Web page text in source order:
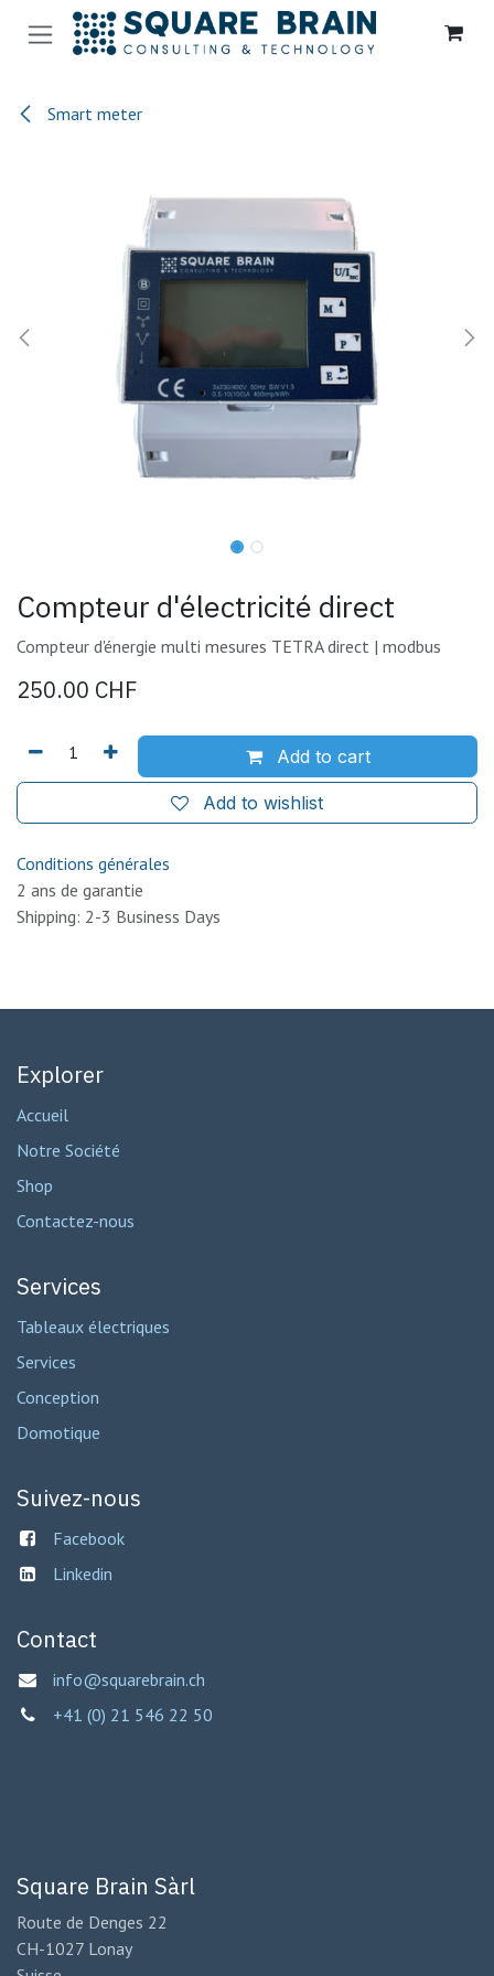
Skip to Content
Smart meter
Compteur d'électricité direct
Compteur d'énergie multi mesures TETRA direct | modbus
250.00 CHF
Add to cart
Add to wishlist
Conditions générales
2 ans de garantie
Shipping: 2-3 Business Days
Explorer
Accueil
Notre Société
Shop
Contactez-nous
Services
Tableaux électriques
Services
Conception
Domotique
Suivez-nous
Facebook
Linkedin
Contact
info@squarebrain.ch
+41 (0) 21 546 22 50
Square Brain Sàrl
Route de Denges 22
CH-1027 Lonay